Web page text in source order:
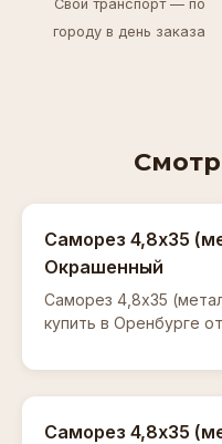
Свой транспорт — по
городу в день заказа
Саморез 4,8х35
Окрашенный
Саморез 4,8х35
купить в Оренбурге
Саморез 4,8х35